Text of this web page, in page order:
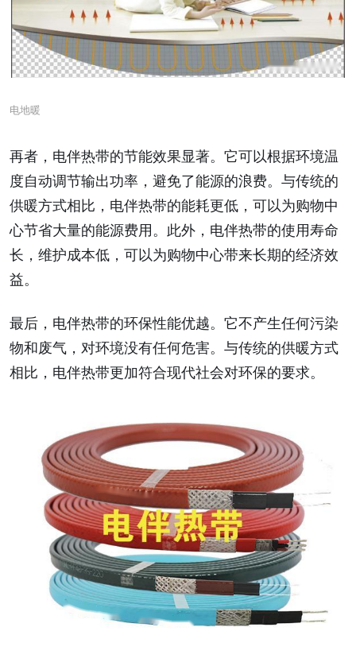
电地暖
再者，电伴热带的节能效果显著。它可以根据环境温
度自动调节输出功率，避免了能源的浪费。与传统的
供暖方式相比，电伴热带的能耗更低，可以为购物中
心节省大量的能源费用。此外，电伴热带的使用寿命
长，维护成本低，可以为购物中心带来长期的经济效
益。
最后，电伴热带的环保性能优越。它不产生任何污染
物和废气，对环境没有任何危害。与传统的供暖方式
相比，电伴热带更加符合现代社会对环保的要求。